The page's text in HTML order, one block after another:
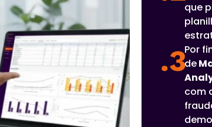
que
.3Por
de
com